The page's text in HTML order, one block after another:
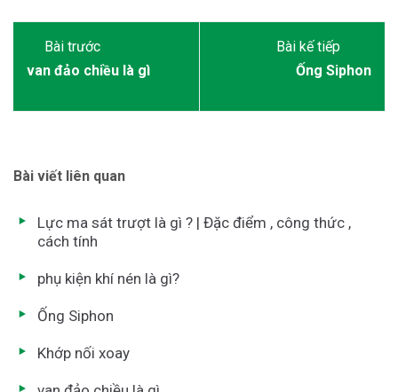
Bài viết liên quan
Lực ma sát trượt là gì ? | Đặc điểm , công thức ,
cách tính
phụ kiện khí nén là gì?
Ống Siphon
Khớp nối xoay
van đảo chiều là gì Ống Siphon